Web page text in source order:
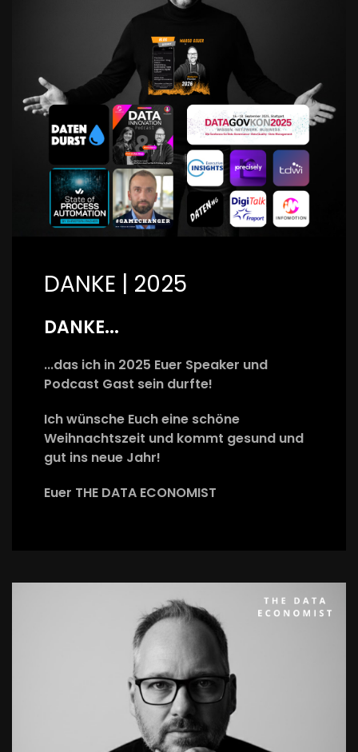
DANKE | 2025
DANKE...
...das ich in 2025 Euer Speaker und
Podcast Gast sein durfte!
Ich wünsche Euch eine schöne
Weihnachtszeit und kommt gesund und
gut ins neue Jahr!
Euer THE DATA ECONOMIST